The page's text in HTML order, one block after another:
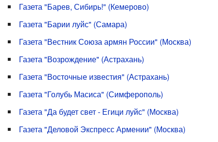
Газета "Барев, Сибирь!" (Кемерово)
Газета "Барии луйс" (Самара)
Газета "Вестник Союза армян России" (Москва)
Газета "Возрождение" (Астрахань)
Газета "Восточные известия" (Астрахань)
Газета "Голубь Масиса" (Симферополь)
Газета "Да будет свет - Егици луйс" (Москва)
Газета "Деловой Экспресс Армении" (Москва)